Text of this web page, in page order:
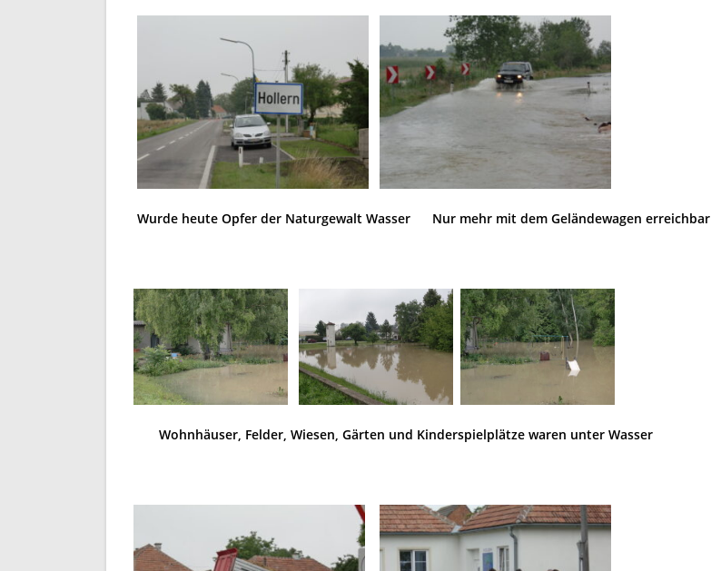
Wurde heute Opfer der Naturgewalt Wasser Nur mehr mit dem Geländewagen erreichbar
Wohnhäuser, Felder, Wiesen, Gärten und Kinderspielplätze waren unter Wasser